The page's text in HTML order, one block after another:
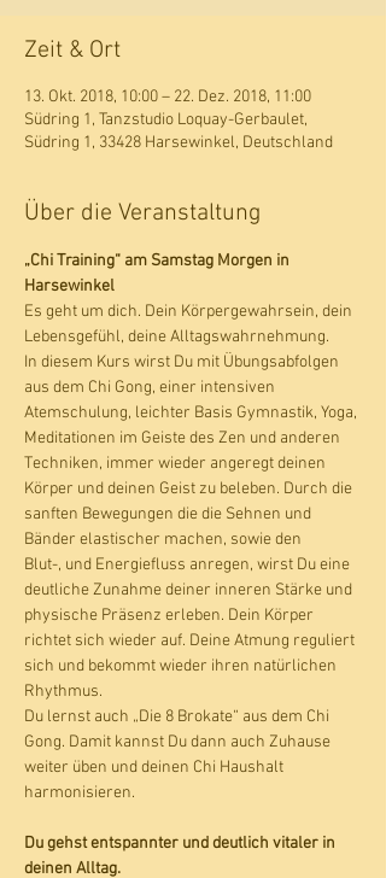
Zeit & Ort
13. Okt. 2018, 10:00 – 22. Dez. 2018, 11:00
Südring 1, Tanzstudio Loquay-Gerbaulet,
Südring 1, 33428 Harsewinkel, Deutschland
Über die Veranstaltung
„Chi Training“ am Samstag Morgen in
Harsewinkel
Es geht um dich. Dein Körpergewahrsein, dein
Lebensgefühl, deine Alltagswahrnehmung.
In diesem Kurs wirst Du mit Übungsabfolgen
aus dem Chi Gong, einer intensiven
Atemschulung, leichter Basis Gymnastik, Yoga,
Meditationen im Geiste des Zen und anderen
Techniken, immer wieder angeregt deinen
Körper und deinen Geist zu beleben. Durch die
sanften Bewegungen die die Sehnen und
Bänder elastischer machen, sowie den
Blut-, und Energiefluss anregen, wirst Du eine
deutliche Zunahme deiner inneren Stärke und
physische Präsenz erleben. Dein Körper
richtet sich wieder auf. Deine Atmung reguliert
sich und bekommt wieder ihren natürlichen
Rhythmus.
Du lernst auch „Die 8 Brokate“ aus dem Chi
Gong. Damit kannst Du dann auch Zuhause
weiter üben und deinen Chi Haushalt
harmonisieren.
Du gehst entspannter und deutlich vitaler in
deinen Alltag.